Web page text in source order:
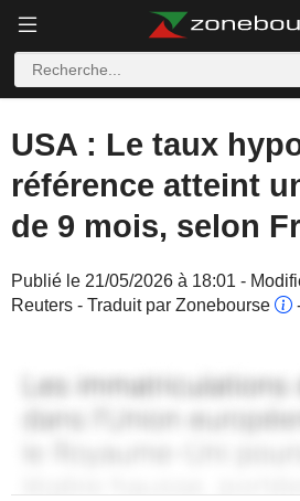
USA : Le taux
référence atteint
de 9 mois, selon
Publié le 21/05/2026 à 18:01 -
Reuters - Traduit par Zonebourse